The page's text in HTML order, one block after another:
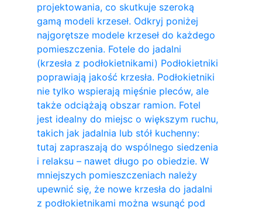
projektowania, co skutkuje szeroką
gamą modeli krzeseł. Odkryj poniżej
najgorętsze modele krzeseł do każdego
pomieszczenia. Fotele do jadalni
(krzesła z podłokietnikami) Podłokietniki
poprawiają jakość krzesła. Podłokietniki
nie tylko wspierają mięśnie pleców, ale
także odciążają obszar ramion. ​Fotel
jest idealny do miejsc o większym ruchu,
takich jak jadalnia lub stół kuchenny:
tutaj zapraszają do wspólnego siedzenia
i relaksu – nawet długo po obiedzie. W
mniejszych pomieszczeniach należy
upewnić się, że nowe krzesła do jadalni
z podłokietnikami można wsunąć pod